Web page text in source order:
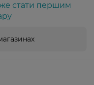
стати першим